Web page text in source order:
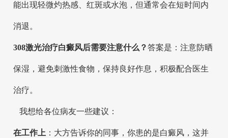
能出现轻微灼热感、红斑或水泡，但通常会在短时间内
消退。
308激光治疗白癜风后需要注意什么？答案是：注意防晒
保湿，避免刺激性食物，保持良好作息，积极配合医生
治疗。
我想给各位病友一些建议：
在工作上 ：大方告诉你的同事，你患的是白癜风，这并